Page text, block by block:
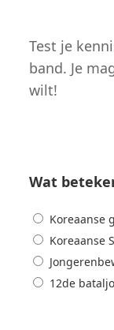
Test je
band. Je
wilt!
Wat
Koreaanse
Koreaanse
12de